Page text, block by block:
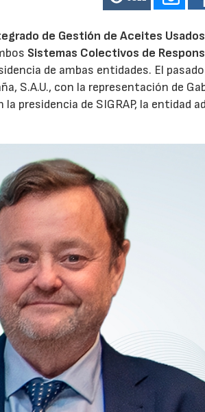
de Gestión de Aceites Usados
Sistemas Colectivos de
de ambas entidades. El
S.A.U., con la representación de
presidencia de SIGRAP, la entidad